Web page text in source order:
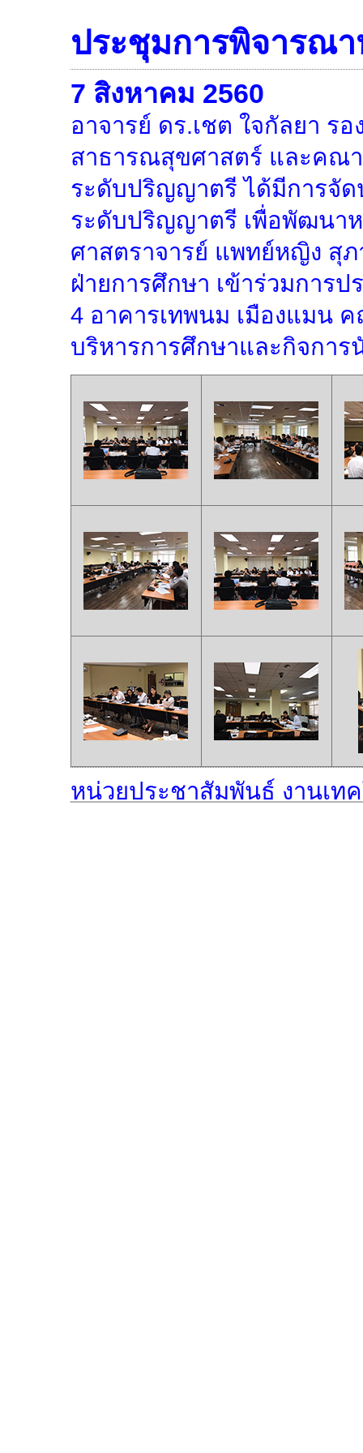
ประชุมการพิจารณ
7 สิงหาคม 2560
อาจารย์ ดร.เชต ใจกัลยา
สาธารณสุขศาสตร์ และคณ
ระดับปริญญาตรี ได้มีการจั
ระดับปริญญาตรี เพื่อพัฒนาห
ศาสตราจารย์ แพทย์หญิง สุ
ฝ่ายการศึกษา เข้าร่วมการ
4 อาคารเทพนม เมืองแมน
บริหารการศึกษาและกิจการ
หน่วยประชาสัมพันธ์ งานเท